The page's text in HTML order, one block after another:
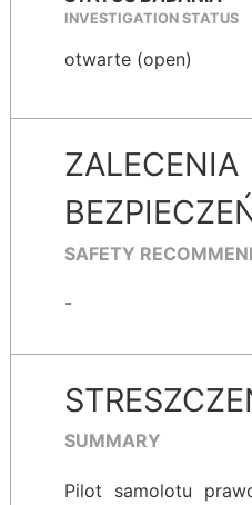
INVESTIGATION STATUS
otwarte (open)
ZALECENIA
SAFETY
-
SUMMARY
Pilot samolotu